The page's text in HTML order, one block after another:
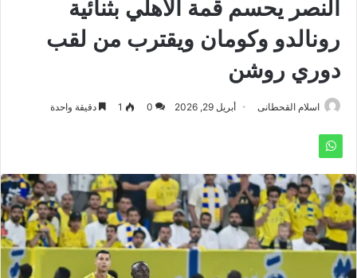
النصر يحسم قمة الأهلي بثنائية
رونالدو وكومان ويقترب من لقب
دوري روشن
اسلام القحطانى أبريل 29, 2026 0
1 دقيقة واحدة